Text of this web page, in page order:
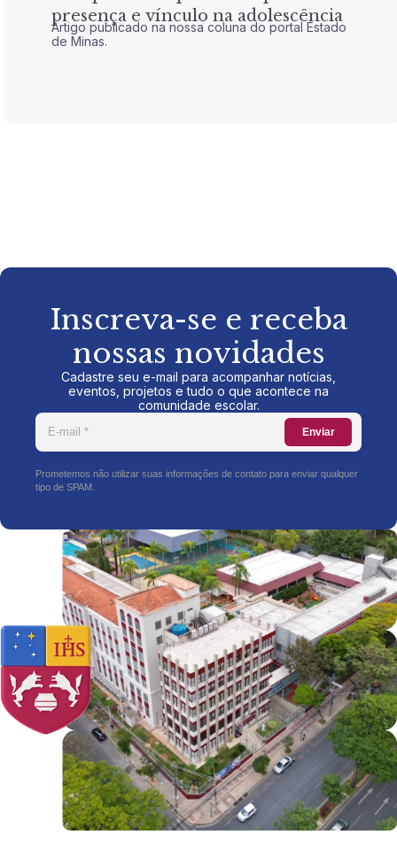
presença e vínculo na adolescência
Artigo publicado na nossa coluna do portal Estado
de Minas.
Inscreva-se e receba
nossas novidades
Cadastre seu e-mail para acompanhar notícias,
eventos, projetos e tudo o que acontece na
comunidade escolar.
Enviar
Prometemos não utilizar suas informações de contato para enviar qualquer
tipo de SPAM.